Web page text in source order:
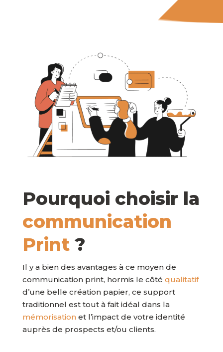
Pourquoi choisir la
communication
Print?
Il y a bien des avantages à ce moyen de
communication print, hormis le côté qualitatif
d’une belle création papier, ce support
traditionnel est tout à fait idéal dans la
mémorisationet l’impact de votre identité
auprès de prospects et/ou clients.